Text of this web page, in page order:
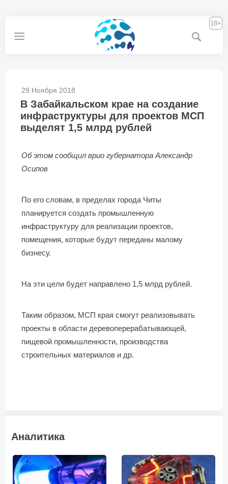
18+
29 Ноября 2018
В Забайкальском крае на создание
инфраструктуры для проектов МСП
выделят 1,5 млрд рублей
Об этом сообщил врио губернатора Александр
Осипов
По его словам, в пределах города Читы
планируется создать промышленную
инфраструктуру для реализации проектов,
помещения, которые будут переданы малому
бизнесу.
На эти цели будет направлено 1,5 млрд рублей.
Таким образом, МСП края смогут реализовывать
проекты в области деревоперерабатывающей,
пищевой промышленности, производства
строительных материалов и др.
Аналитика